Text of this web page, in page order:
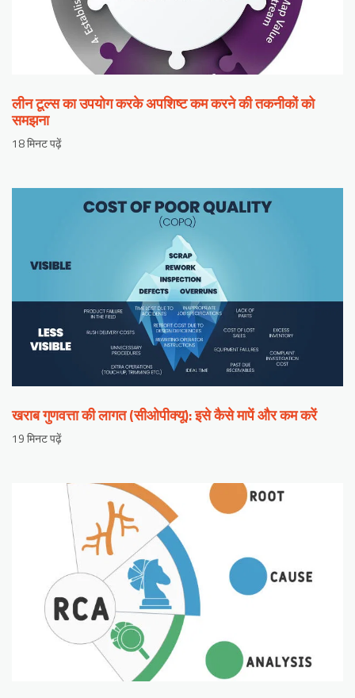
लीन टूल्स का उपयोग करके अपशिष्ट कम करने की तकनीकों को
समझना
18 मिनट पढ़ें
खराब गुणवत्ता की लागत (सीओपीक्यू): इसे कैसे मापें और कम करें
19 मिनट पढ़ें